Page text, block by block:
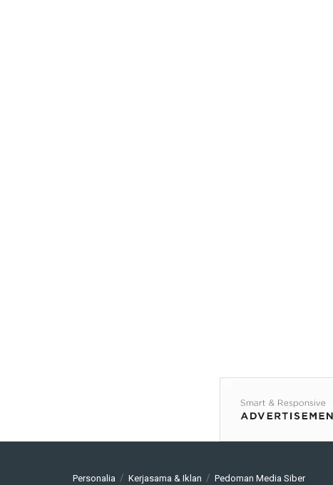
Personalia Kerjasama & Iklan Pedoman Media Siber